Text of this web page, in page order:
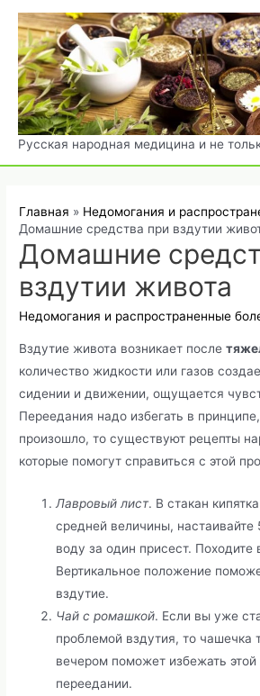
Перейти
содержимому
Русская народная медицина и не
Главная
Недомогания и
Домашние средства при вздутии
Домашние
вздутии живота
Недомогания и распространенные
Вздутие живота возникает после
количество жидкости или газов
сидении и движении, ощущается
Переедания надо избегать в
произошло, то существуют рецепты
которые помогут справиться с этой
Лавровый лист. В стакан
средней величины, настаивайте
воду за один присест. Походите
Вертикальное положение
вздутие.
Чай с ромашкой. Если вы уже
проблемой вздутия, то чашечка
вечером поможет избежать
переедании.